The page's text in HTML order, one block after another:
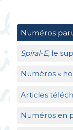
Numéros
Spiral-E, le
Numéros «
Articles
Numéros en